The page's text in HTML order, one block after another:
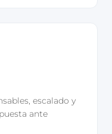
escalado y
ante